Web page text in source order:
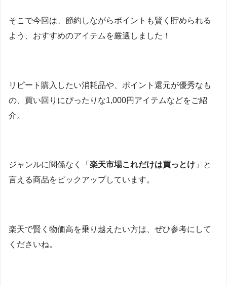
そこで今回は、節約しながらポイントも賢く貯められる
よう、おすすめのアイテムを厳選しました！
リピート購入したい消耗品や、ポイント還元が優秀なも
の、買い回りにぴったりな1,000円アイテムなどをご紹
介。
ジャンルに関係なく「 楽天市場これだけは買っとけ 」と
言える商品をピックアップしています。
楽天で賢く物価高を乗り越えたい方は、ぜひ参考にして
くださいね。